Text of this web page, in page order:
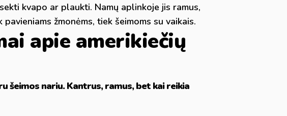
kvapo ar plaukti. Namų aplinkoje jis ramus,
žmonėms, tiek šeimoms su vaikais.
apie amerikiečių
šeimos nariu. Kantrus, ramus, bet kai reikia